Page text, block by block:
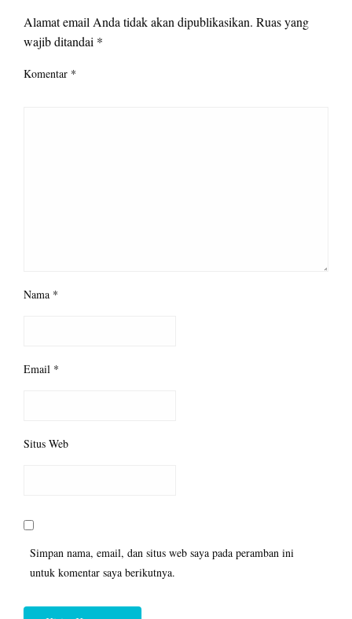
Alamat email Anda tidak akan dipublikasikan. Ruas yang
wajib ditandai *
Komentar *
Nama *
Email *
Situs Web
Simpan nama, email, dan situs web saya pada peramban ini
untuk komentar saya berikutnya.